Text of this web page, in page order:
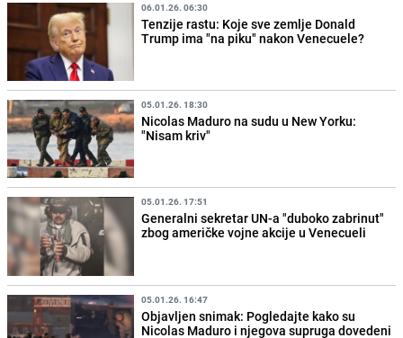
06.01.26. 06:30
Tenzije rastu: Koje sve zemlje Donald
Trump ima "na piku" nakon Venecuele?
05.01.26. 18:30
Nicolas Maduro na sudu u New Yorku:
"Nisam kriv"
05.01.26. 17:51
Generalni sekretar UN-a "duboko zabrinut"
zbog američke vojne akcije u Venecueli
05.01.26. 16:47
Objavljen snimak: Pogledajte kako su
Nicolas Maduro i njegova supruga dovedeni